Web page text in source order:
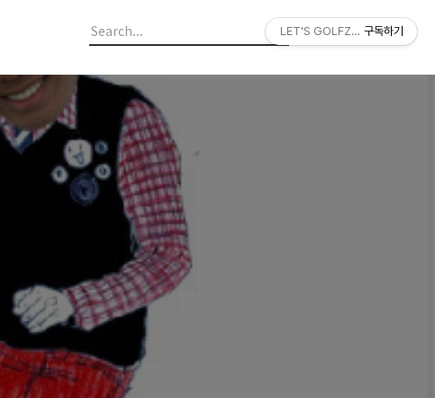
LET'S GOLFZON구독하기